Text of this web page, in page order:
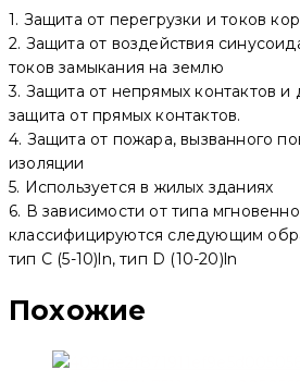
1. Защита от перегрузки и токов
2. Защита от воздействия
токов замыкания на землю
3. Защита от непрямых контактов и
защита от прямых контактов.
4. Защита от пожара, вызванного
изоляции
5. Используется в жилых зданиях
6. В зависимости от типа
классифицируются следующим
тип C (5-10)ln, тип D (10-20)ln
Похожие